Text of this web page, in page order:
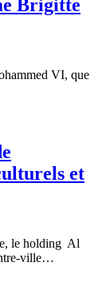
Brigitte
VI, que
et
le holding Al
ville…